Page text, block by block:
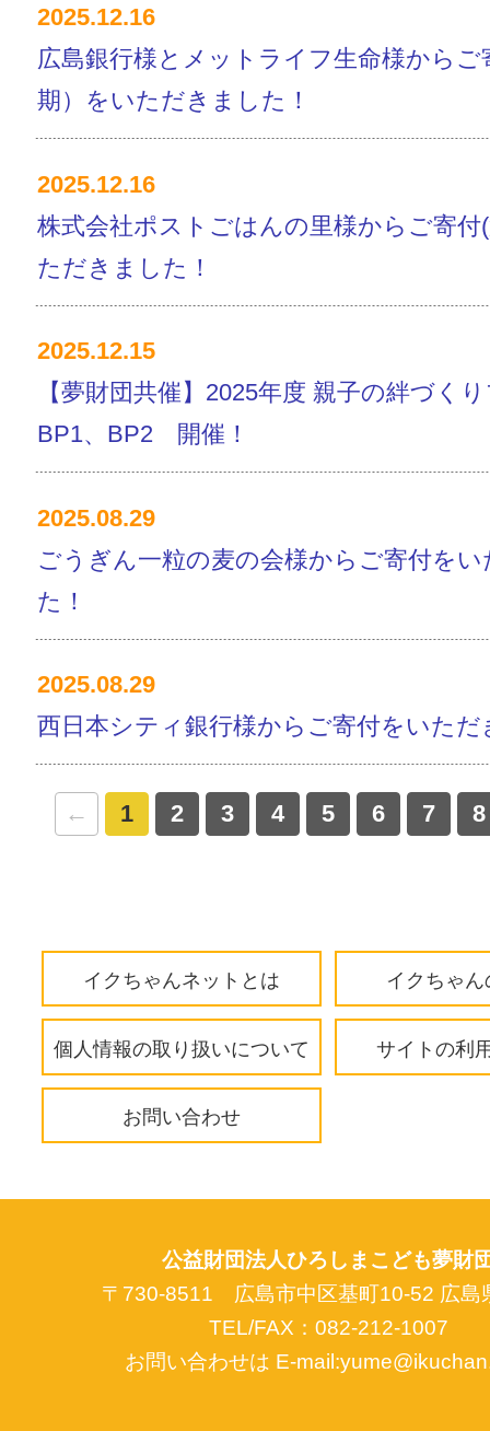
2025.12.16
広島銀行様とメットライフ生命様からご
期）をいただきました！
2025.12.16
株式会社ポストごはんの里様からご寄付
ただきました！
2025.12.15
【夢財団共催】2025年度 親子の絆づく
BP1、BP2 開催！
2025.08.29
ごうぎん一粒の麦の会様からご寄付を
た！
2025.08.29
西日本シティ銀行様からご寄付をいた
← 1 2 3 4 5 6 7 8
イクちゃんネットとは イクちゃ
個人情報の取り扱いについて サイトの利
お問い合わせ
公益財団法人ひろしまこども夢財
〒730-8511 広島市中区基町10-52 広島
TEL/FAX：082-212-1007
お問い合わせは E-